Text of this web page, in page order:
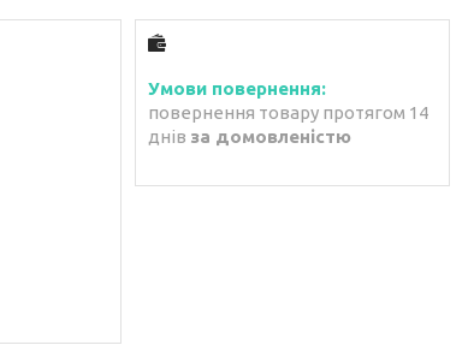
повернення товару протягом 14
днів за домовленістю